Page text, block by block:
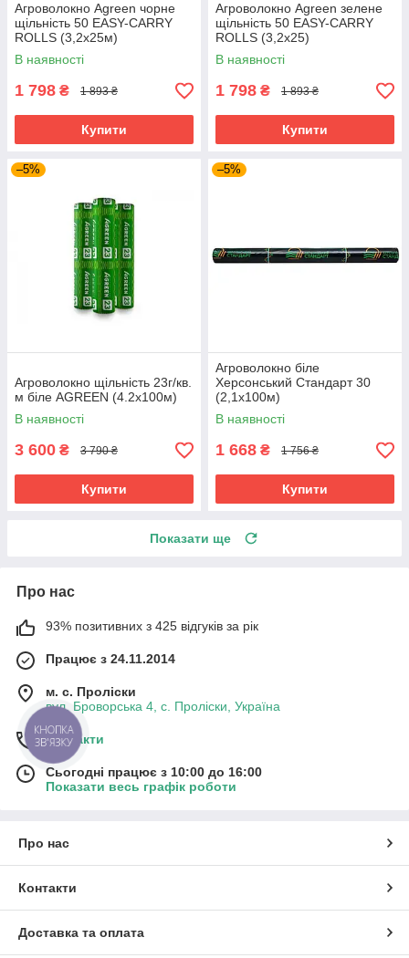
Агроволокно Agreen чорне
щільність 50 ЕASY-CARRY
ROLLS (3,2х25м)
В наявності
1 798 ₴ 1 893 ₴
Купити
Агроволокно Agreen зелене
щільність 50 ЕASY-CARRY
ROLLS (3,2х25)
В наявності
1 798 ₴ 1 893 ₴
Купити
–5%
Агроволокно щільність 23г/кв.
м біле AGREEN (4.2х100м)
В наявності
3 600 ₴ 3 790 ₴
Купити
–5%
Агроволокно біле
Херсонський Стандарт 30
(2,1х100м)
В наявності
1 668 ₴ 1 756 ₴
Купити
Показати ще
Про нас
93% позитивних з 425 відгуків за рік
Працює з 24.11.2014
м. с. Проліски
вул. Броворська 4, с. Проліски, Україна
Контакти
Сьогодні працює з 10:00 до 16:00
Показати весь графік роботи
Про нас
Контакти
Доставка та оплата
КНОПКА
ЗВ'ЯЗКУ